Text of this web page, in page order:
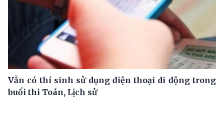
Vẫn có thí sinh sử dụng điện thoại di động trong
buổi thi Toán, Lịch sử